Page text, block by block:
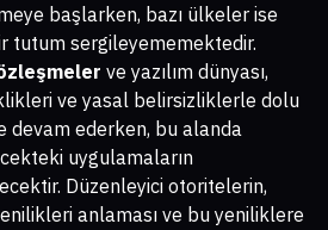
başlarken, bazı ülkeler ise
tutum sergileyememektedir.
ve yazılım dünyası,
ve yasal belirsizliklerle dolu
devam ederken, bu alanda
uygulamaların
Düzenleyici otoritelerin,
anlaması ve bu yeniliklere